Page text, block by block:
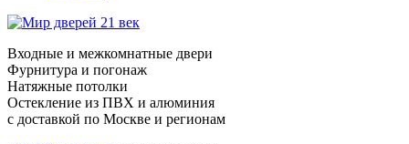
Входные и межкомнатные двери
Фурнитура и погонаж
Натяжные потолки
Остекление из ПВХ и алюминия
с доставкой по Москве и регионам